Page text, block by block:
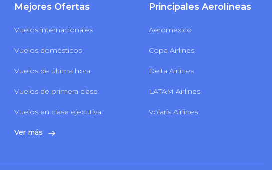
Mejores Ofertas
Vuelos internacionales
Vuelos domésticos
Vuelos de última hora
Vuelos de primera clase
Vuelos en clase ejecutiva
Ver más
Principales Aerolíneas
Aeromexico
Copa Airlines
Delta Airlines
LATAM Airlines
Volaris Airlines